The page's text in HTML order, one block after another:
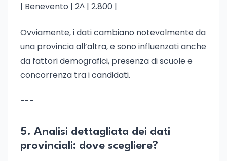
| Benevento | 2^ | 2.800 |
Ovviamente, i dati cambiano notevolmente da
una provincia all’altra, e sono influenzati anche
da fattori demografici, presenza di scuole e
concorrenza tra i candidati.
---
5. Analisi dettagliata dei dati
provinciali: dove scegliere?